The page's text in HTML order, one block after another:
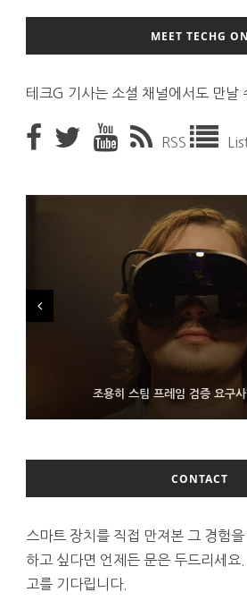
MEET TECHG ON
테크G 기사는 소셜 채널에서도 만날
RSS
조용히 스팀 프레임 검증 요구
9월 4일부터 서비스 접는 안드로이드 장
보인 삼성전자
CONTACT
스마트 장치를 직접 만져본 그 경험
하고 싶다면 언제든 문은 두드리세요.
고를 기다립니다.